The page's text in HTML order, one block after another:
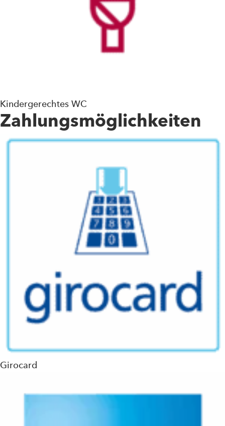
Kindergerechtes WC
Zahlungsmöglichkeiten
Girocard